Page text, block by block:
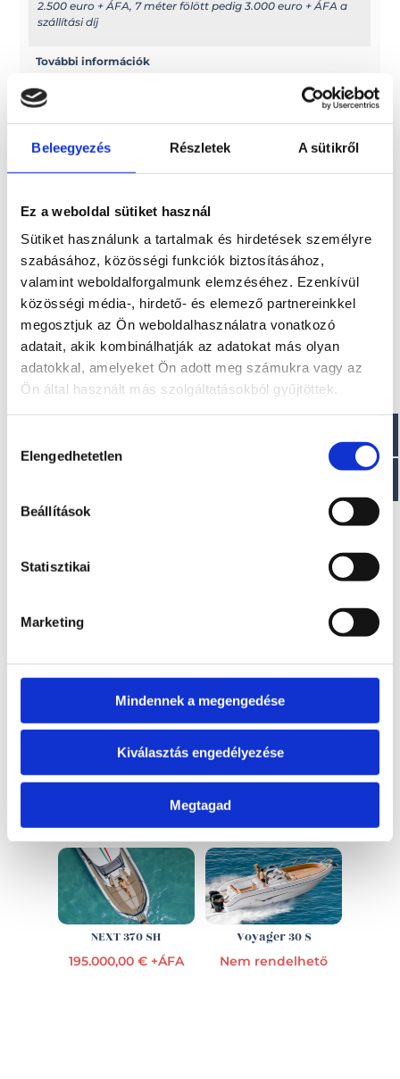
Beleegyezés Részletek A sütikről
Ez a weboldal sütiket használ
Sütiket használunk a tartalmak és hirdetések személyre
szabásához, közösségi funkciók biztosításához,
valamint weboldalforgalmunk elemzéséhez. Ezenkívül
közösségi média-, hirdető- és elemező partnereinkkel
megosztjuk az Ön weboldalhasználatra vonatkozó
adatait, akik kombinálhatják az adatokat más olyan
adatokkal, amelyeket Ön adott meg számukra vagy az
Ön által használt más szolgáltatásokból gyűjtöttek.
kiválasztása
Elengedhetetlen
Beállítások
Statisztikai
Marketing
Mindennek a megengedése
Kiválasztás engedélyezése
Megtagad
Hossz: 6,75 m
Szélesség: 2,40 m
Személy kapacitása : 8 fő
Maximális teljesítmény: 250 LE
Paraméterek
Motor: 1-2
Üzemanyagtartály: 240 l
CE jóváhagyás: C
2.500 euro + ÁFA, 7 méter fölött pedig 3.000 euro + ÁFA a
szállítási díj
További információk
A típussal kapcsolatos további információkat az alábbi
Elektromos kivitel?
Elektromos hajóként is rendelhető
Visszahívást kérek!
EZ IS ÉRDEKELHET
NEXT 370 SH
195.000,00 € +ÁFA
Voyager 30 S
Nem rendelhető